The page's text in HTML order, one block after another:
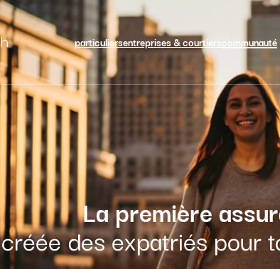
particuliersentreprises & courtierscommunauté
La première
créée des expatriés pour